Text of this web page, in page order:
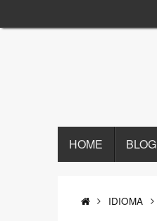
al
CONTENIDO
HOME BLOG
INICIOIDIOMA